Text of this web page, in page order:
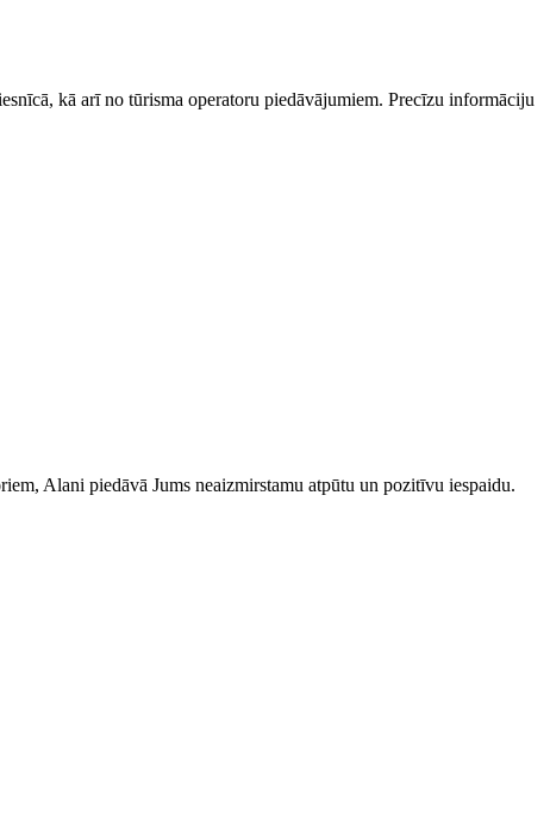
kā arī no tūrisma operatoru piedāvājumiem. Precīzu informāciju
Alani piedāvā Jums neaizmirstamu atpūtu un pozitīvu iespaidu.